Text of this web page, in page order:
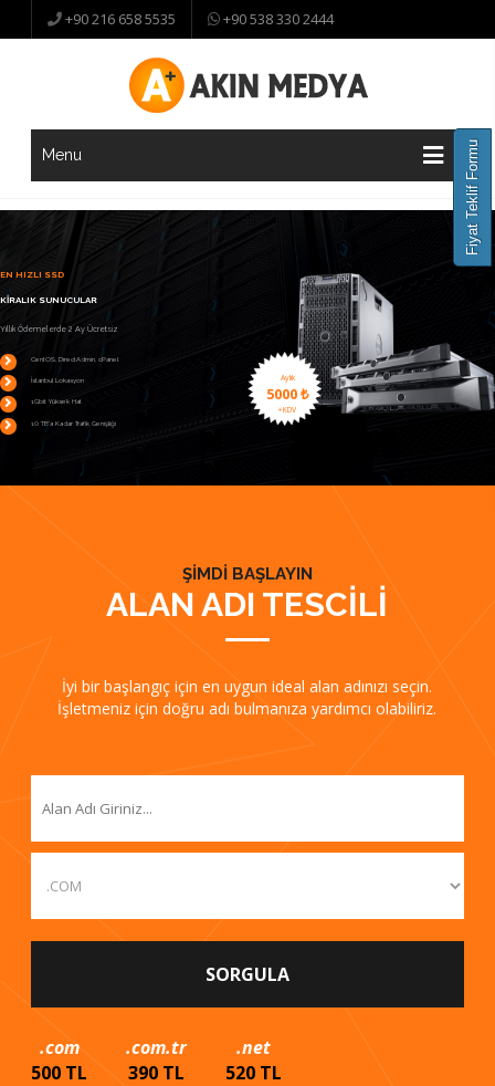
+90 216 658 5535 +90 538 330 2444
Menu
Aylık
5000 ₺
+KDV
EN HI ZL I SSD
KİRAL IK SUNUCUL AR
Yıllık Ödemelerde 2 Ay Ücretsiz
CentOS, DirectAdmin, cPanel
İstanbul Lokasyon
1Gbit Yüksek Hat
10 TB'a Kadar Trafik Genişliği
ŞİMDİ BAŞLAYIN
ALAN ADI TESCİLİ
İyi bir başlangıç için en uygun ideal alan adınızı seçin.
İşletmeniz için doğru adı bulmanıza yardımcı olabiliriz.
.com
500 TL
.com.tr
390 TL
.net
520 TL
Fiyat Teklif Formu